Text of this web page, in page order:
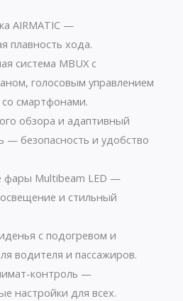
AIRMATIC —
плавность хода.
система MBUX с
голосовым управлением
смартфонами.
обзора и адаптивный
— безопасность и удобство
фары Multibeam LED —
и стильный
с подогревом и
водителя и пассажиров.
контроль —
настройки для всех.